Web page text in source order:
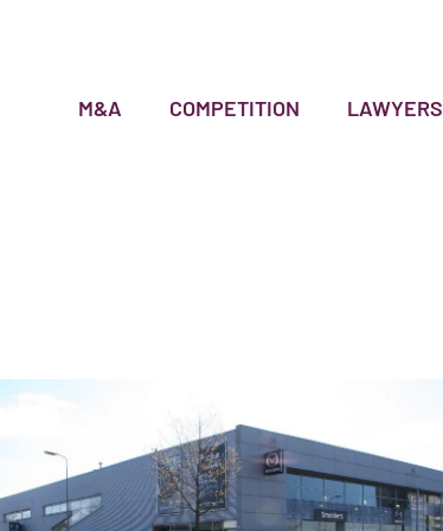
M&A COMPETITION LAWYERS